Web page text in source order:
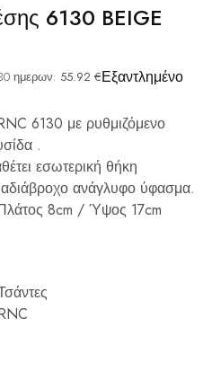
6130 BEIGE
ημερων: 55.92 €Εξαντλημένο
6130 με ρυθμιζόμενο
.
εσωτερική θήκη
ανάγλυφο ύφασμα.
8cm / Ύψος 17cm